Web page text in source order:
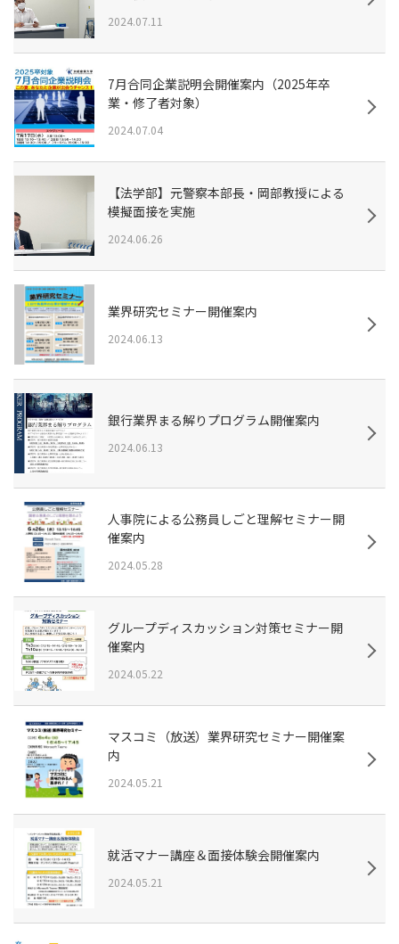
2024.07.11
7月合同企業説明会開催案内（2025年卒
業・修了者対象）
2024.07.04
【法学部】元警察本部長・岡部教授による
模擬面接を実施
2024.06.26
業界研究セミナー開催案内
2024.06.13
銀行業界まる解りプログラム開催案内
2024.06.13
人事院による公務員しごと理解セミナー開
催案内
2024.05.28
グループディスカッション対策セミナー開
催案内
2024.05.22
マスコミ（放送）業界研究セミナー開催案
内
2024.05.21
就活マナー講座＆面接体験会開催案内
2024.05.21